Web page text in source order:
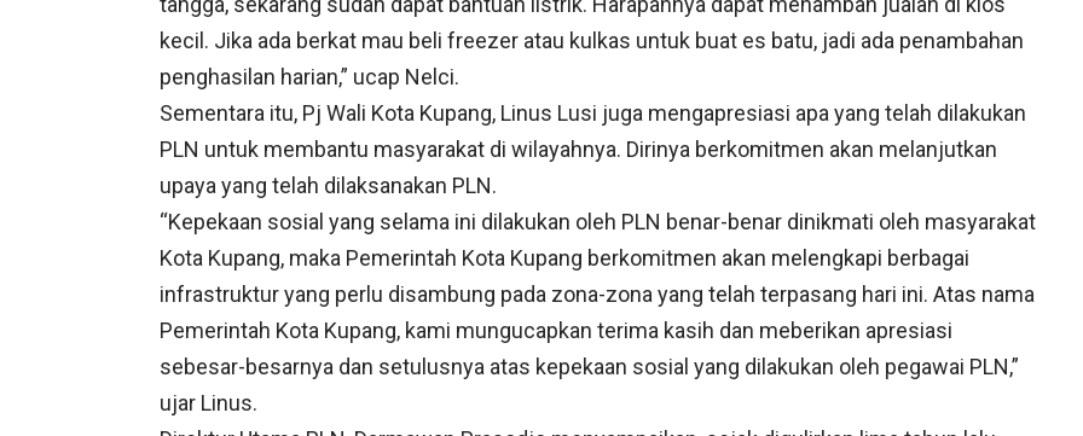
kecil. Jika ada berkat mau beli freezer atau kulkas untuk buat es batu, jadi ada penambahan
penghasilan harian,” ucap Nelci.
Sementara itu, Pj Wali Kota Kupang, Linus Lusi juga mengapresiasi apa yang telah dilakukan
PLN untuk membantu masyarakat di wilayahnya. Dirinya berkomitmen akan melanjutkan
upaya yang telah dilaksanakan PLN.
“Kepekaan sosial yang selama ini dilakukan oleh PLN benar-benar dinikmati oleh masyarakat
Kota Kupang, maka Pemerintah Kota Kupang berkomitmen akan melengkapi berbagai
infrastruktur yang perlu disambung pada zona-zona yang telah terpasang hari ini. Atas nama
Pemerintah Kota Kupang, kami mungucapkan terima kasih dan meberikan apresiasi
sebesar-besarnya dan setulusnya atas kepekaan sosial yang dilakukan oleh pegawai PLN,”
ujar Linus.